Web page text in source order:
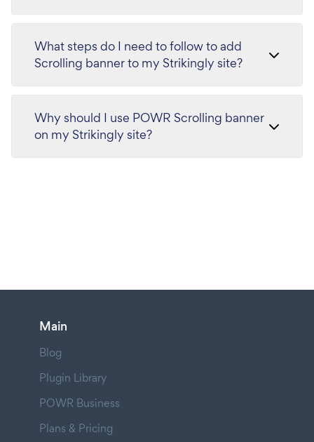
What steps do I need to follow to add
Scrolling banner to my Strikingly site?
Why should I use POWR Scrolling banner
on my Strikingly site?
Main
Blog
Plugin Library
POWR Business
Plans & Pricing